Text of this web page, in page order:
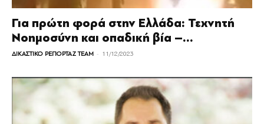
Για πρώτη φορά στην Ελλάδα: Τεχνητή
Νοημοσύνη και οπαδική βία –...
ΔΙΚΑΣΤΙΚΟ ΡΕΠΟΡΤΑΖ TEAM - 11/12/2023